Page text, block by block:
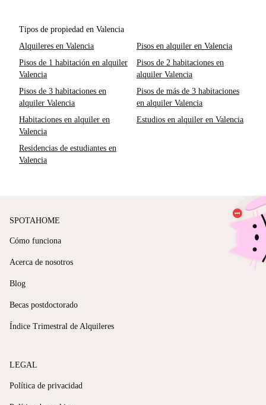
Tipos de propiedad en Valencia
Alquileres en Valencia
Pisos en alquiler en Valencia
Pisos de 1 habitación en alquiler
Valencia
Pisos de 2 habitaciones en
alquiler Valencia
Pisos de 3 habitaciones en
alquiler Valencia
Pisos de más de 3 habitaciones
en alquiler Valencia
Habitaciones en alquiler en
Valencia
Estudios en alquiler en Valencia
Residencias de estudiantes en
Valencia
SPOTAHOME
Cómo funciona
Acerca de nosotros
Blog
Becas postdoctorado
Índice Trimestral de Alquileres
LEGAL
Política de privacidad